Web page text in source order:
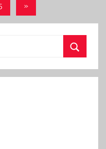
Next
»